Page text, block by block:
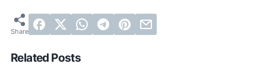
Related Posts